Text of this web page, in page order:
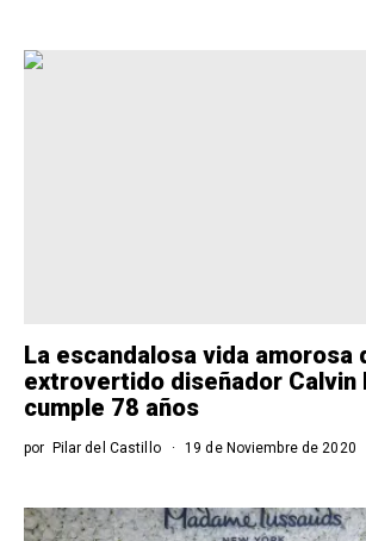
La escandalosa vida amorosa
extrovertido diseñador Calvin
cumple 78 años
por Pilar del Castillo 19 de Noviembre de 2020